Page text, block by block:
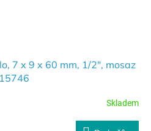
7 x 9 x 60 mm, 1/2", mosaz
15746
Skladem